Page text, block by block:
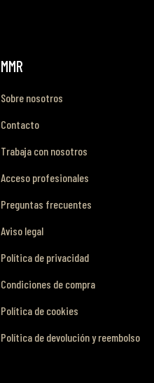
MMR
Sobre nosotros
Contacto
Trabaja con nosotros
Acceso profesionales
Preguntas frecuentes
Aviso legal
Política de privacidad
Condiciones de compra
Política de cookies
Política de devolución y reembolso